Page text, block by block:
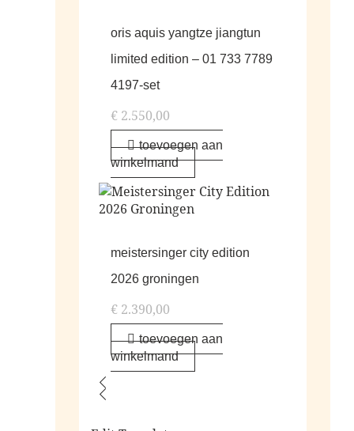
oris aquis yangtze jiangtun
limited edition – 01 733 7789
4197-set
€ 2.550,00
toevoegen aan
winkelmand
meistersinger city edition
2026 groningen
€ 2.390,00
toevoegen aan
winkelmand